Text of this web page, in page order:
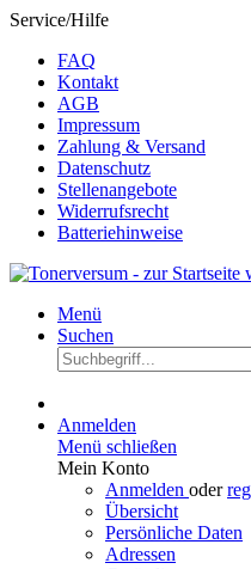
Service/Hilfe
FAQ
Kontakt
AGB
Impressum
Zahlung & Versand
Datenschutz
Stellenangebote
Widerrufsrecht
Batteriehinweise
Menü
Suchen
Anmelden
Menü schließen
Mein Konto
Anmelden oder
Übersicht
Persönliche Daten
Adressen